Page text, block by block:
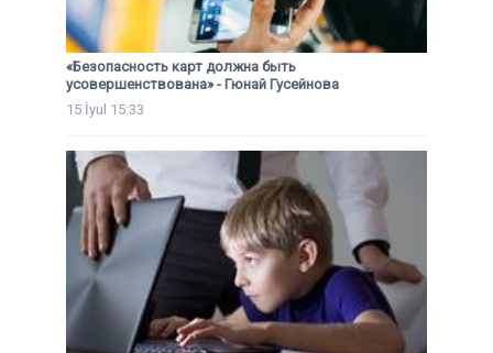
«Безопасность карт должна быть
усовершенствована» - Гюнай Гусейнова
15 İyul 15:33